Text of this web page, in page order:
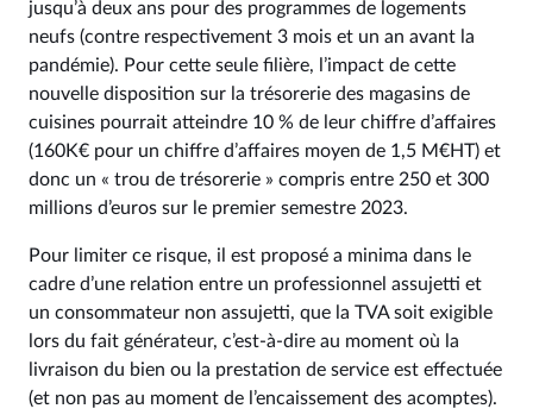
jusqu’à deux ans pour des programmes de logements
neufs (contre respectivement 3 mois et un an avant la
pandémie). Pour cette seule filière, l’impact de cette
nouvelle disposition sur la trésorerie des magasins de
cuisines pourrait atteindre 10 % de leur chiffre d’affaires
(160K€ pour un chiffre d’affaires moyen de 1,5 M€HT) et
donc un « trou de trésorerie » compris entre 250 et 300
millions d’euros sur le premier semestre 2023.
Pour limiter ce risque, il est proposé a minima dans le
cadre d’une relation entre un professionnel assujetti et
un consommateur non assujetti, que la TVA soit exigible
lors du fait générateur, c’est-à-dire au moment où la
livraison du bien ou la prestation de service est effectuée
(et non pas au moment de l’encaissement des acomptes).